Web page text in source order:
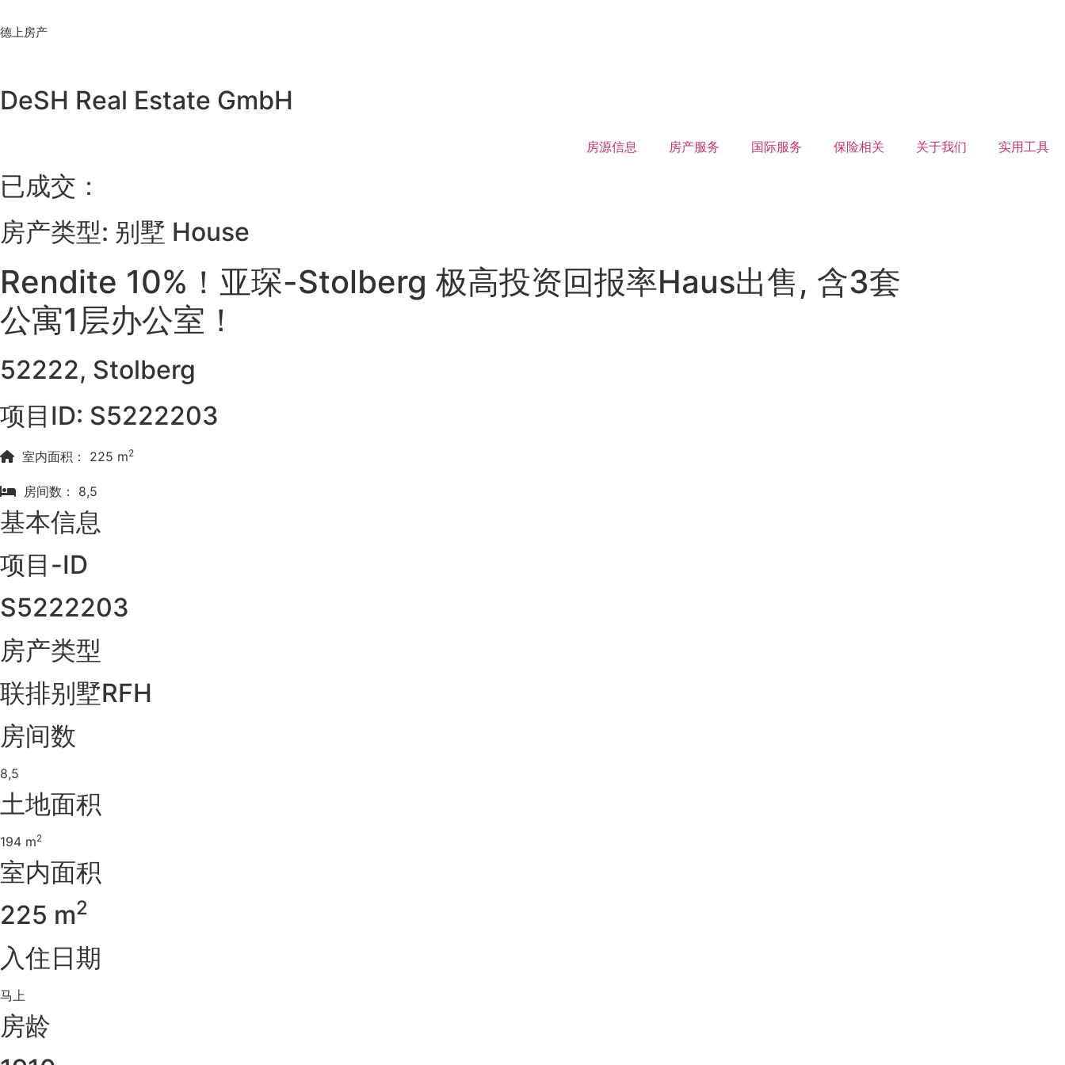
to
德上房产
DeSH Real Estate GmbH
房源信息 房产服务 国际服务 保险相关 关于我们 实用工具
已成交：
房产类型: 别墅 House
Rendite 10%！亚琛-Stolberg 极高投资回报率Haus出售, 含3套
公寓1层办公室！
52222, Stolberg
项目ID: S5222203
室内面积： 225 m2
房间数： 8,5
基本信息
项目-ID
S5222203
房产类型
联排别墅RFH
房间数
8,5
土地面积
194 m2
室内面积
225 m2
入住日期
马上
房龄